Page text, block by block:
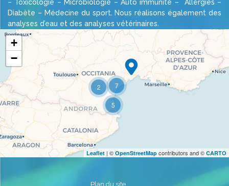
– Toxicologie – Microbiologie – Auto immunité – Allergies –
Diabète – Médecine du sport. Nous réalisons également des
analyses d’eau et des analyses vétérinaires.
Travelers' Map is loading...
If you see this after your page is loaded
completely, leafletJS files are missing.
2 7
5
+
−
Leaflet | © OpenStreetMap contributors and © CARTO
Plan du site